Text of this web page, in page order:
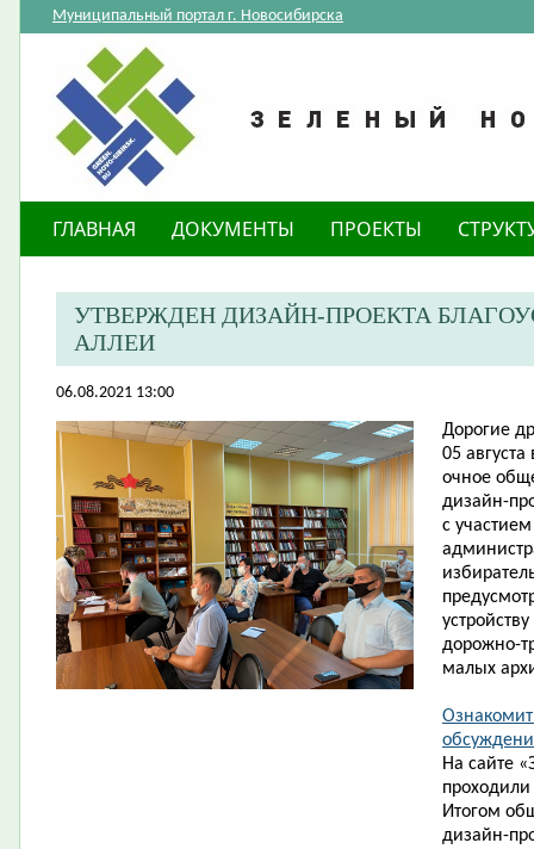
Муниципальный портал г. Новосибирска
ГЛАВНАЯ ДОКУМЕНТЫ ПРОЕКТЫ
УТВЕРЖДЕН ДИЗАЙН-ПРОЕКТА
АЛЛЕИ
06.08.2021 13:00
Дорогие
05
очное
дизайн-
с
дорожно-
малых
На сайте
Итогом
дизайн-